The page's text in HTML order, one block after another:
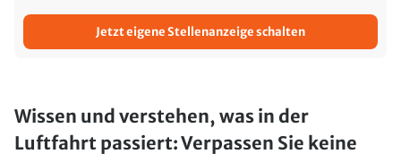
Jetzt eigene Stellenanzeige schalten
Wissen und verstehen, was in der
Luftfahrt passiert: Verpassen Sie keine